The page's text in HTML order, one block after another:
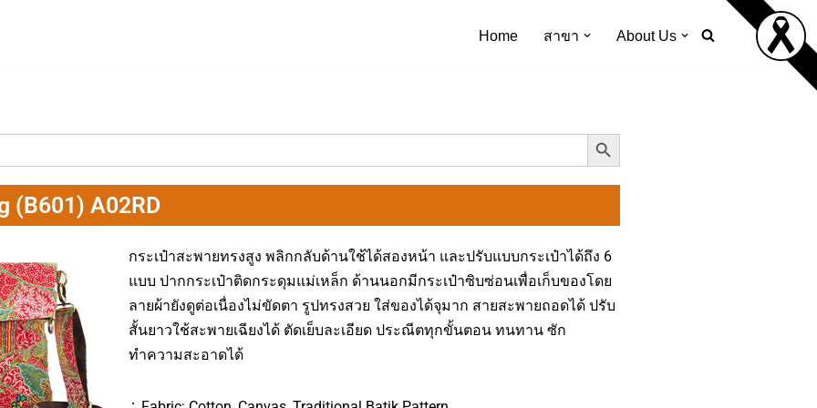
Home สาขา About Us
Search Button
(B601) A02RD
กระเป๋าสะพายทรงสูง พลิกกลับด้านใช้ได้สองหน้า และปรับแบบกระเป๋าได้ถึง 6
แบบ ปากกระเป๋าติดกระดุมแม่เหล็ก ด้านนอกมีกระเป๋าซิบซ่อนเพื่อเก็บของโดย
ลายผ้ายังดูต่อเนื่องไม่ขัดตา รูปทรงสวย ใส่ของได้จุมาก สายสะพายถอดได้ ปรับ
สั้นยาวใช้สะพายเฉียงได้ ตัดเย็บละเอียด ประณีตทุกขั้นตอน ทนทาน ซัก
ทำความสะอาดได้